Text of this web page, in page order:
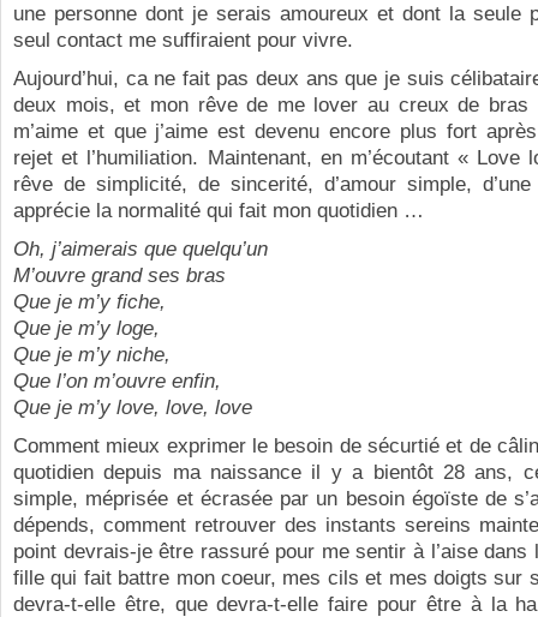
une personne dont je serais amoureux et dont la seule
seul contact me suffiraient pour vivre.
Aujourd’hui, ca ne fait pas deux ans que je suis
deux mois, et mon rêve de me lover au creux de bras
m’aime et que j’aime est devenu encore plus fort
rejet et l’humiliation. Maintenant, en m’écoutant « Love
rêve de simplicité, de sincerité, d’amour simple,
apprécie la normalité qui fait mon quotidien …
Oh, j’aimerais que quelqu’un
M’ouvre grand ses bras
Que je m’y fiche,
Que je m’y loge,
Que je m’y niche,
Que l’on m’ouvre enfin,
Que je m’y love, love, love
Comment mieux exprimer le besoin de sécurtié et de
quotidien depuis ma naissance il y a bientôt 28 ans,
simple, méprisée et écrasée par un besoin égoïste de
dépends, comment retrouver des instants sereins
point devrais-je être rassuré pour me sentir à l’aise dans
fille qui fait battre mon coeur, mes cils et mes doigts sur
devra-t-elle être, que devra-t-elle faire pour être à la